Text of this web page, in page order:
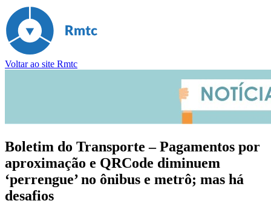
Voltar ao site Rmtc
Boletim do Transporte – Pagamentos por
aproximação e QRCode diminuem
‘perrengue’ no ônibus e metrô; mas há
desafios